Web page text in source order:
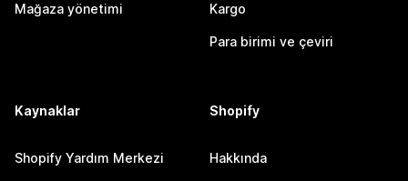
Mağaza yönetimi Kargo
Para birimi ve çeviri
Kaynaklar
Shopify Yardım Merkezi
Shopify
Hakkında